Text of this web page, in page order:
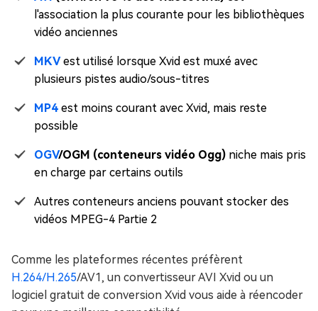
l'association la plus courante pour les bibliothèques
vidéo anciennes
MKVest utilisé lorsque Xvid est muxé avec
plusieurs pistes audio/sous-titres
MP4 est moins courant avec Xvid, mais reste
possible
OGV/OGM (conteneurs vidéo Ogg) niche mais pris
en charge par certains outils
Autres conteneurs anciens pouvant stocker des
vidéos MPEG-4 Partie 2
Comme les plateformes récentes préfèrent
H.264/H.265/AV1, un convertisseur AVI Xvid ou un
logiciel gratuit de conversion Xvid vous aide à réencoder